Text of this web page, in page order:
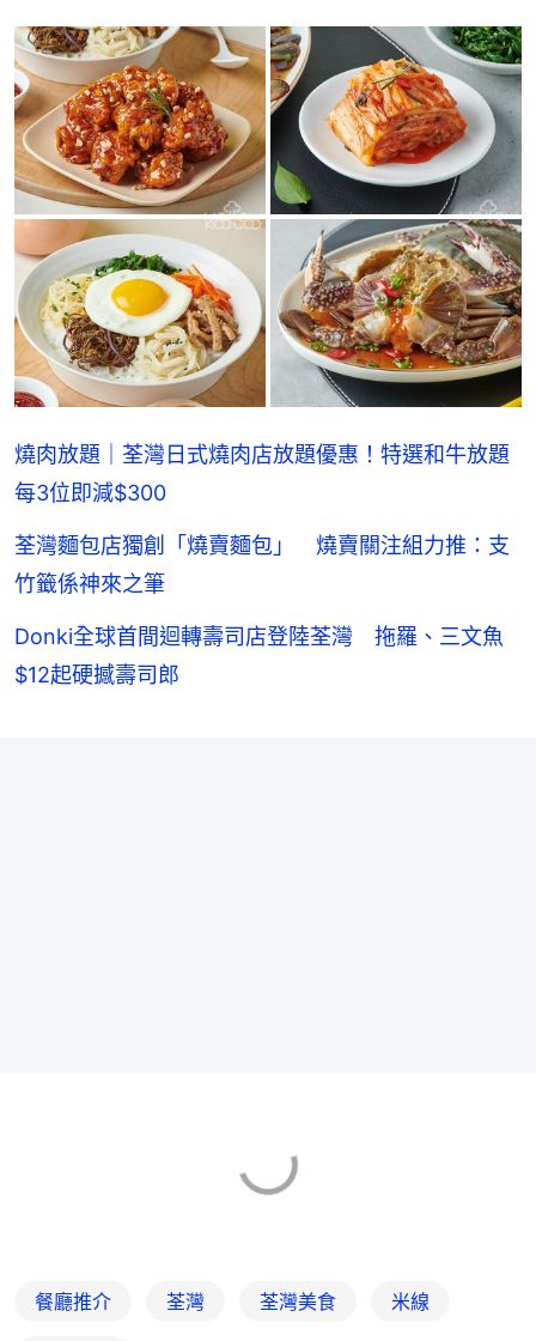
燒肉放題｜荃灣日式燒肉店放題優惠！特選和牛放題
每3位即減$300
荃灣麵包店獨創「燒賣麵包」 燒賣關注組力推：支
竹籤係神來之筆
Donki全球首間迴轉壽司店登陸荃灣 拖羅、三文魚
$12起硬撼壽司郎
餐廳推介 荃灣 荃灣美食 米線